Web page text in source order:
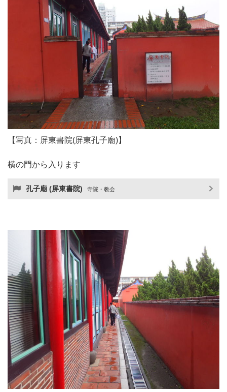
【写真：屏東書院(屏東孔子廟)】
横の門から入ります
孔子廟 (屏東書院) 寺院・教会